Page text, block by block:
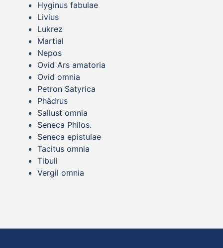
Hyginus fabulae
Livius
Lukrez
Martial
Nepos
Ovid Ars amatoria
Ovid omnia
Petron Satyrica
Phädrus
Sallust omnia
Seneca Philos.
Seneca epistulae
Tacitus omnia
Tibull
Vergil omnia